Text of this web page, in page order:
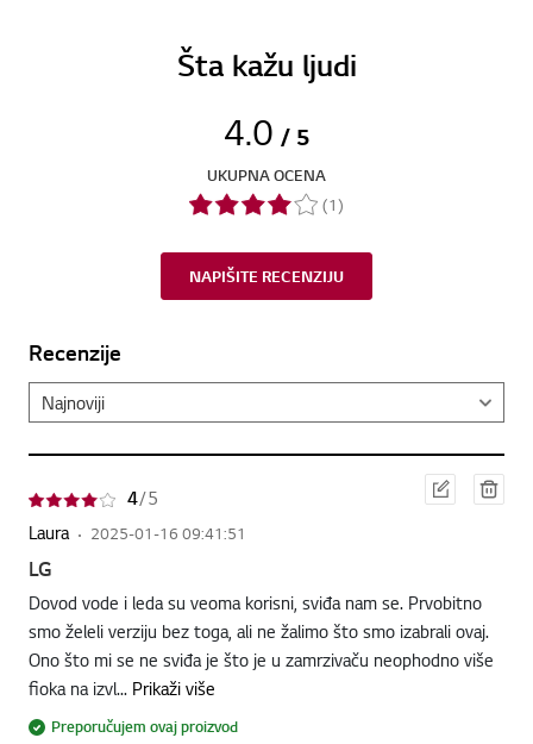
Šta kažu ljudi
4.0 / 5
UKUPNA OCENA
(1)
NAPIŠITE RECENZIJU
Recenzije
4/ 5
Laura
2025-01-16 09:41:51
LG
Dovod vode i leda su veoma korisni, sviđa nam se. Prvobitno
smo želeli verziju bez toga, ali ne žalimo što smo izabrali ovaj.
Ono što mi se ne sviđa je što je u zamrzivaču neophodno više
fioka na izvl... Prikaži više
Preporučujem ovaj proizvod
Ure
điva
Obri
ši